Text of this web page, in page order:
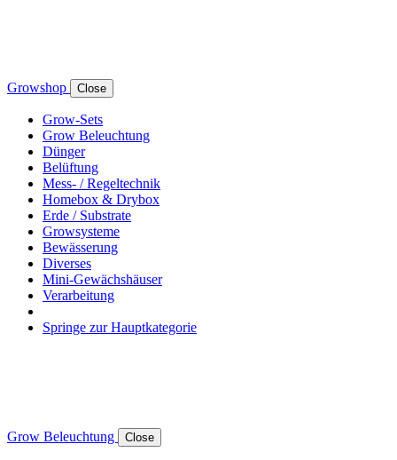
Growshop Close
Grow-Sets
Grow Beleuchtung
Dünger
Belüftung
Mess- / Regeltechnik
Homebox & Drybox
Erde / Substrate
Growsysteme
Bewässerung
Diverses
Mini-Gewächshäuser
Verarbeitung
Springe zur Hauptkategorie
Grow Beleuchtung Close